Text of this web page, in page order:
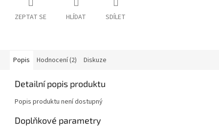
ZEPTAT SE HLÍDAT SDÍLET
Popis Hodnocení (2) Diskuze
Detailní popis produktu
Popis produktu není dostupný
Doplňkové parametry